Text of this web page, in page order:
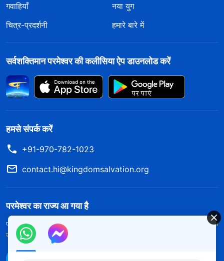
गवाहियाँ
नया युग
चित्र-प्रदर्शनी
हमारे बारे में
सर्वशक्तिमान परमेश्वर की कलीसिया ऐप डाउनलोड करें
हमसे संपर्क करें
+91-970-782-1023
contact.hi@kingdomsalvation.org
परमेश्वर का राज्य आ गया है
परमेश्वर का राज्य पृथ्वी पर आ गया है! क्या आप इसमें प्रवेश करना चाहते हैं?
और अधिक
जानें